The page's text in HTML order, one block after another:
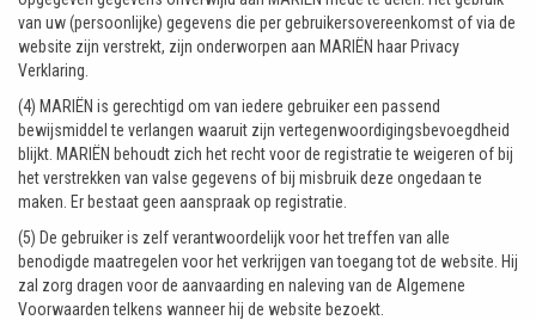
van uw (persoonlijke) gegevens die per gebruikersovereenkomst of via de
website zijn verstrekt, zijn onderworpen aan MARIËN haar Privacy
Verklaring.
(4) MARIËN is gerechtigd om van iedere gebruiker een passend
bewijsmiddel te verlangen waaruit zijn vertegenwoordigingsbevoegdheid
blijkt. MARIËN behoudt zich het recht voor de registratie te weigeren of bij
het verstrekken van valse gegevens of bij misbruik deze ongedaan te
maken. Er bestaat geen aanspraak op registratie.
(5) De gebruiker is zelf verantwoordelijk voor het treffen van alle
benodigde maatregelen voor het verkrijgen van toegang tot de website. Hij
zal zorg dragen voor de aanvaarding en naleving van de Algemene
Voorwaarden telkens wanneer hij de website bezoekt.